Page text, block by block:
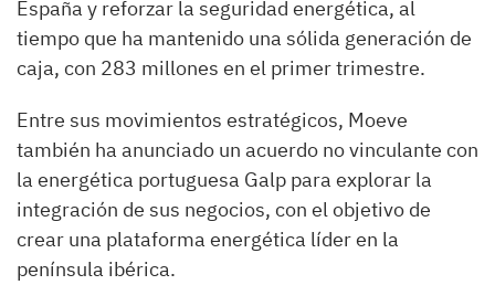
España y reforzar la seguridad energética, al
tiempo que ha mantenido una sólida generación de
caja, con 283 millones en el primer trimestre.
Entre sus movimientos estratégicos, Moeve
también ha anunciado un acuerdo no vinculante con
la energética portuguesa Galp para explorar la
integración de sus negocios, con el objetivo de
crear una plataforma energética líder en la
península ibérica.